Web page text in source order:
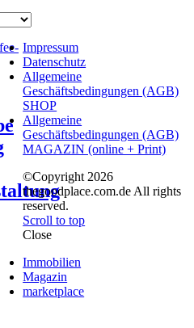
Impressum
Datenschutz
Allgemeine
Geschäftsbedingungen (AGB)
SHOP
Allgemeine
Geschäftsbedingungen (AGB)
MAGAZIN (online + Print)
©Copyright 2026
thegoodplace.com.de All rights
reserved.
Scroll to top
Close
Immobilien
Magazin
marketplace